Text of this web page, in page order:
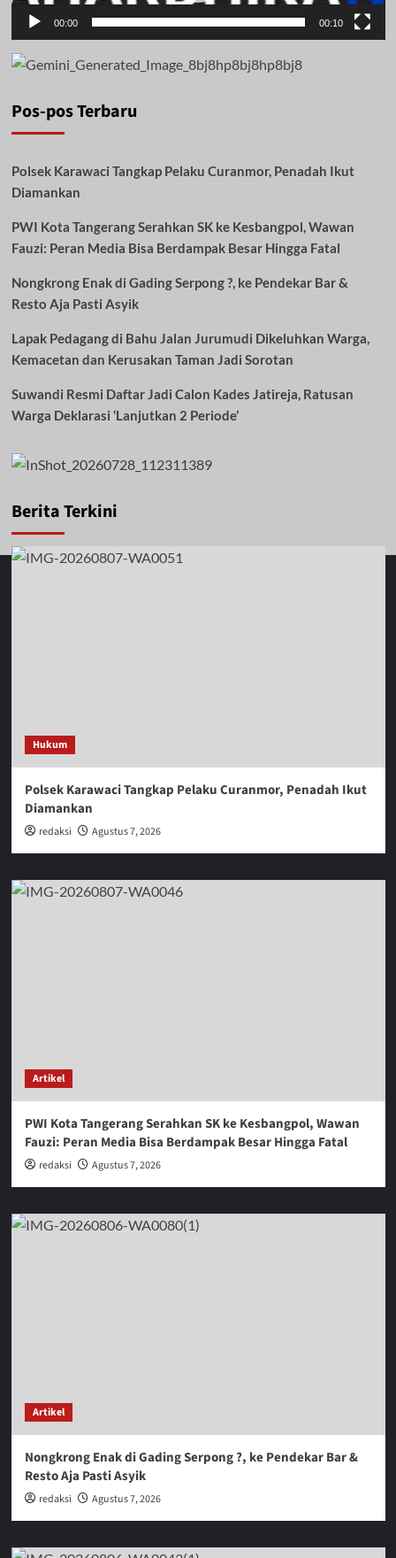
00:00 00:10
Pos-pos Terbaru
Polsek Karawaci Tangkap Pelaku Curanmor, Penadah Ikut
Diamankan
PWI Kota Tangerang Serahkan SK ke Kesbangpol, Wawan
Fauzi: Peran Media Bisa Berdampak Besar Hingga Fatal
Nongkrong Enak di Gading Serpong ?, ke Pendekar Bar &
Resto Aja Pasti Asyik
Lapak Pedagang di Bahu Jalan Jurumudi Dikeluhkan Warga,
Kemacetan dan Kerusakan Taman Jadi Sorotan
Suwandi Resmi Daftar Jadi Calon Kades Jatireja, Ratusan
Warga Deklarasi ‘Lanjutkan 2 Periode’
Berita Terkini
Hukum
Polsek Karawaci Tangkap Pelaku Curanmor, Penadah Ikut
Diamankan
redaksi Agustus 7, 2026
Artikel
PWI Kota Tangerang Serahkan SK ke Kesbangpol, Wawan
Fauzi: Peran Media Bisa Berdampak Besar Hingga Fatal
redaksi Agustus 7, 2026
Artikel
Nongkrong Enak di Gading Serpong ?, ke Pendekar Bar &
Resto Aja Pasti Asyik
redaksi Agustus 7, 2026